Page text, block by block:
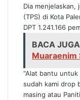
Dia menjelaskan,
(TPS) di Kota
DPT 1.241.166
BACA
Muaraenim
“Alat bantu
sudah kami drop
masing atau